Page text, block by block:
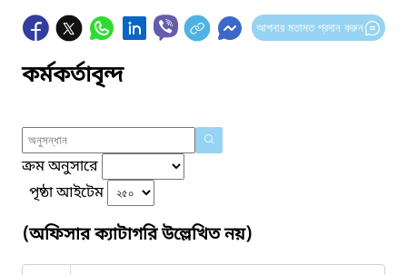
আপনার মতামত প্রদান করুন
কর্মকর্তাবৃন্দ
ক্রম অনুসারে
পৃষ্ঠা আইটেম
(অফিসার ক্যাটাগরি উল্লেখিত নয়)